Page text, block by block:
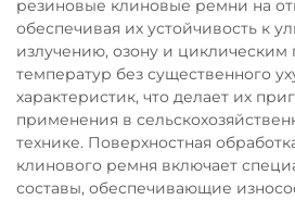
резиновые клиновые ремни на
обеспечивая их устойчивость к
излучению, озону и циклическим
температур без существенного
характеристик, что делает их
применения в
технике. Поверхностная
клинового ремня включает
составы, обеспечивающие